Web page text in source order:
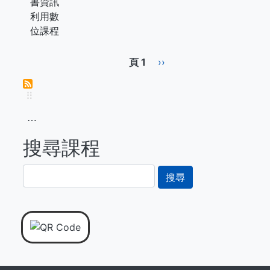
利用數
位課程
頁 1
下
››
⠿
⋯
搜尋課程
尋